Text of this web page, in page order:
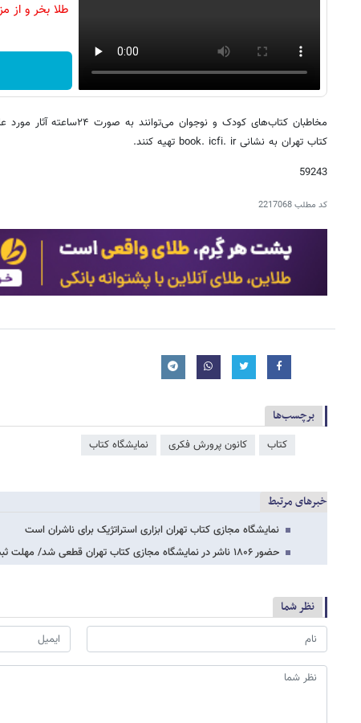
طلا بخر و از
مخاطبان کتاب‌های کودک و نوجوان
کتاب تهران به نشانی book. icfi. ir تهیه کنند.
59243
کد مطلب2217068
برچسب‌ها
کتاب کانون پرورش فکری نمایشگاه کتاب
خبرهای مرتبط
نمایشگاه مجازی کتاب تهران ابزاری استراتژیک برای ناشران است
حضور ۱۸۰۶ ناشر در نمایشگاه مجازی کتاب تهران قطعی شد/ مهلت ثبت‌نام ناشران تا ۱۷ اردیبهشت
نظر شما